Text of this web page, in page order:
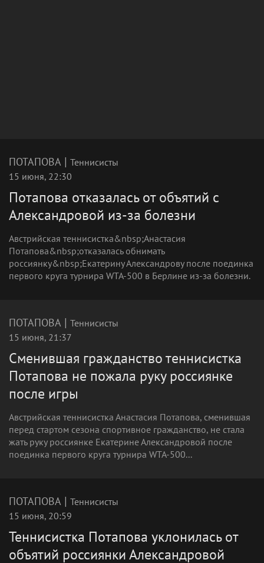
ПОТАПОВА | Теннисисты
15 июня, 22:30
Потапова отказалась от объятий с
Александровой из-за болезни
Австрийская теннисистка&nbsp;Анастасия
Потапова&nbsp;отказалась обнимать
россиянку&nbsp;Екатерину Александрову после поединка
первого круга турнира WTA-500 в Берлине из-за болезни.
ПОТАПОВА | Теннисисты
15 июня, 21:37
Сменившая гражданство теннисистка
Потапова не пожала руку россиянке
после игры
Австрийская теннисистка Анастасия Потапова, сменившая
перед стартом сезона спортивное гражданство, не стала
жать руку россиянке Екатерине Александровой после
поединка первого круга турнира WTA-500...
ПОТАПОВА | Теннисисты
15 июня, 20:59
Теннисистка Потапова уклонилась от
объятий россиянки Александровой